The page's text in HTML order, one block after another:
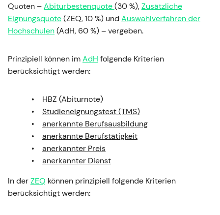
Quoten –Abiturbestenquote(30 %),Zusätzliche
Eignungsquote(ZEQ, 10 %) und Auswahlverfahren der
Hochschulen(AdH, 60 %) – vergeben.
Prinzipiell können imAdH folgende Kriterien
berücksichtigt werden:
HBZ (Abiturnote)
Studieneignungstest (TMS)
anerkannte Berufsausbildung
anerkannte Berufstätigkeit
anerkannter Preis
anerkannter Dienst
In derZEQ können prinzipiell folgende Kriterien
berücksichtigt werden: